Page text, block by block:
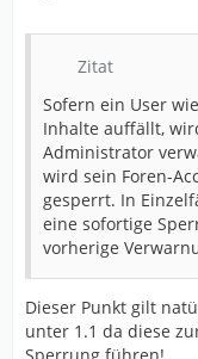
Zitat
Sofern ein User
Inhalte auffällt,
Administrator
wird sein Foren-
gesperrt. In
eine sofortige
vorherige
Dieser Punkt gilt
unter 1.1 da diese